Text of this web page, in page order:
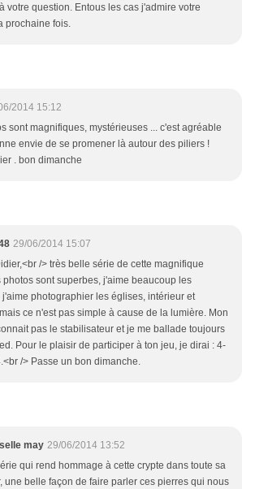
votre question. Entous les cas j'admire votre
prochaine fois.
2014 15:12
sont magnifiques, mystérieuses ... c'est agréable
envie de se promener là autour des piliers !
. bon dimanche
29/06/2014 15:07
/> très belle série de cette magnifique
photos sont superbes, j'aime beaucoup les
j'aime photographier les églises, intérieur et
ce n'est pas simple à cause de la lumière. Mon
pas le stabilisateur et je me ballade toujours
Pour le plaisir de participer à ton jeu, je dirai : 4-
/> Passe un bon dimanche.
may 29/06/2014 13:52
qui rend hommage à cette crypte dans toute sa
une belle façon de faire parler ces pierres qui nous